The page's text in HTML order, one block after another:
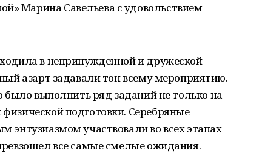
Марина Савельева с удовольствием
в непринужденной и дружеской
азарт задавали тон всему мероприятию.
выполнить ряд заданий не только на
подготовки. Серебряные
энтузиазмом участвовали во всех этапах
все самые смелые ожидания.